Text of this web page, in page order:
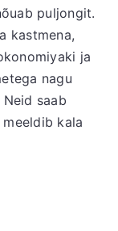
puljongit.
kastmena,
ja
nagu
saab
kala